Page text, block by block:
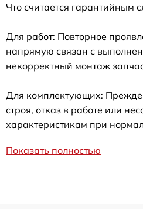
Что считается гарантийным
Для работ: Повторное
напрямую связан с
некорректный монтаж
Для комплектующих:
строя, отказ в работе или
характеристикам при
Показать полностью